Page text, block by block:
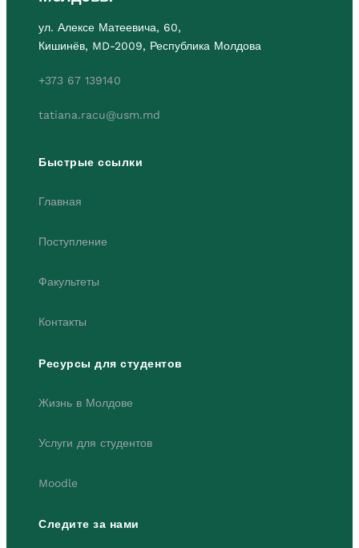
ул. Алексе Матеевича, 60,
Кишинёв, MD-2009, Республика Молдова
+373 67 139140
tatiana.racu@usm.md
Быстрые ссылки
Главная
Поступление
Факультеты
Контакты
Ресурсы для студентов
Жизнь в Молдове
Услуги для студентов
Moodle
Следите за нами